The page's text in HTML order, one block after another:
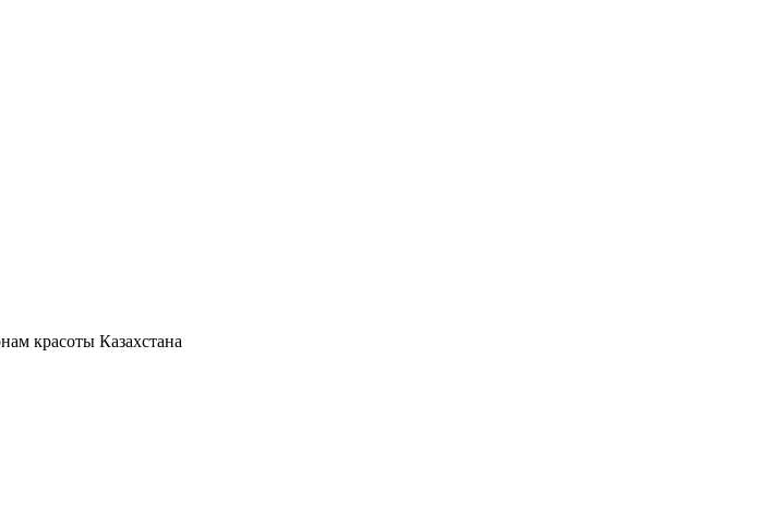
красоты Казахстана